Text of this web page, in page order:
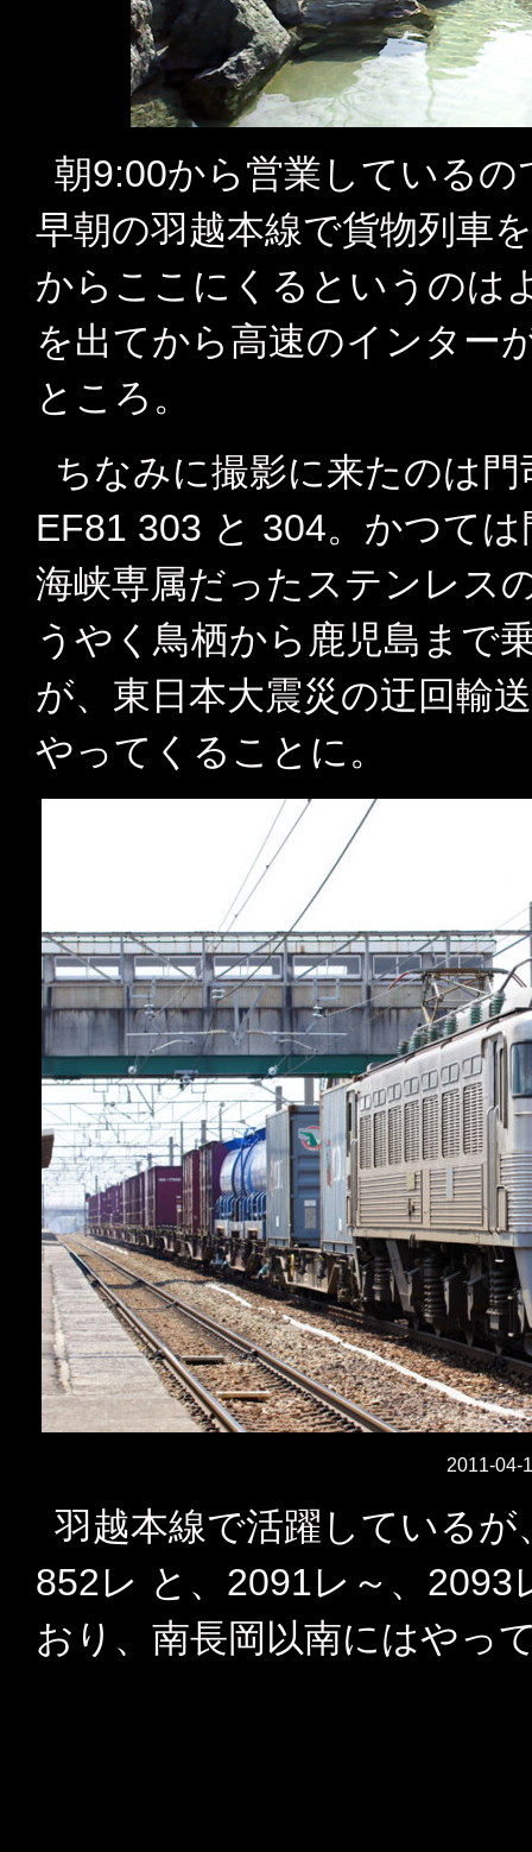
朝9:00から営業している
早朝の羽越本線で貨物列車
からここにくるというのは
を出てから高速のインター
ところ。
ちなみに撮影に来たのは
EF81 303 と 304。かつて
海峡専属だったステンレス
うやく鳥栖から鹿児島まで
が、東日本大震災の迂回輸
やってくることに。
2011-04-
羽越本線で活躍している
852レ と、2091レ～、
おり、南長岡以南にはやっ